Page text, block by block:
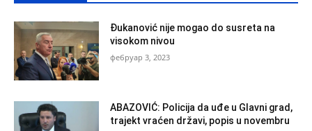
Đukanović nije mogao do susreta na
visokom nivou
фебруар 3, 2023
ABAZOVIĆ: Policija da uđe u Glavni grad,
trajekt vraćen državi, popis u novembru